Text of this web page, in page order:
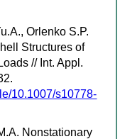
Orlenko S.P.
Structures of
// Int. Appl.
10.1007/s10778-
Nonstationary